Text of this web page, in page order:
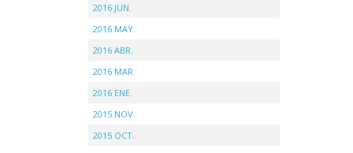
2016 JUN.
2016 MAY.
2016 ABR.
2016 MAR.
2016 ENE.
2015 NOV.
2015 OCT.